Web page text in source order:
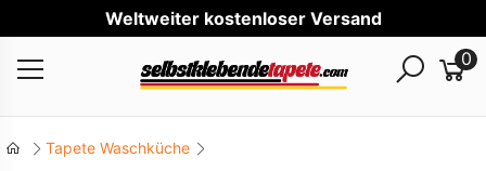
Welt
0
Tapete Waschküche